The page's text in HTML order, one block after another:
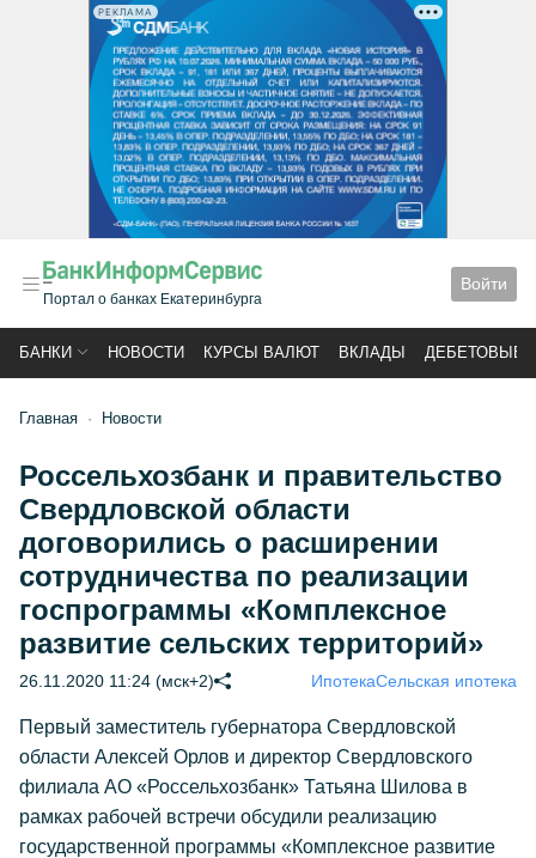
РЕКЛАМА
Портал о банках Екатеринбурга
Войти
БАНКИ НОВОСТИ КУРСЫ ВАЛЮТ ВКЛАДЫ ДЕБЕТОВЫЕ
Главная Новости
Россельхозбанк и правительство
Свердловской области
договорились о расширении
сотрудничества по реализации
госпрограммы «Комплексное
развитие сельских территорий»
26.11.2020 11:24 (мск+2) ИпотекаСельская ипотека
Первый заместитель губернатора Свердловской
области Алексей Орлов и директор Свердловского
филиала АО «Россельхозбанк» Татьяна Шилова в
рамках рабочей встречи обсудили реализацию
государственной программы «Комплексное развитие